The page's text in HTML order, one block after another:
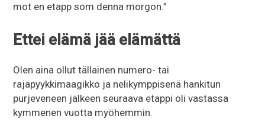
mot en etapp som denna morgon.”
Ettei elämä jää elämättä
Olen aina ollut tällainen numero- tai
rajapyykkimaagikko ja nelikymppisenä hankitun
purjeveneen jälkeen seuraava etappi oli vastassa
kymmenen vuotta myöhemmin.